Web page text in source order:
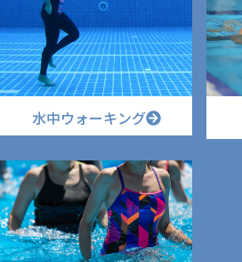
水中ウォーキング